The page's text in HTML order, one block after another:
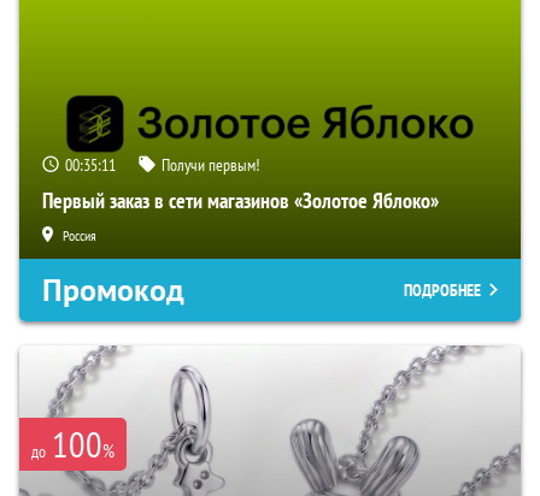
00:35:10 Получи первым!
Первый заказ в сети магазинов «Золотое Яблоко»
Россия
Промокод ПОДРОБНЕЕ
до 100%